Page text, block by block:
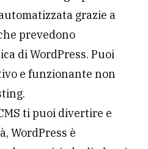
grazie a
prevedono
di WordPress. Puoi
e funzionante non
ti puoi divertire e
WordPress è